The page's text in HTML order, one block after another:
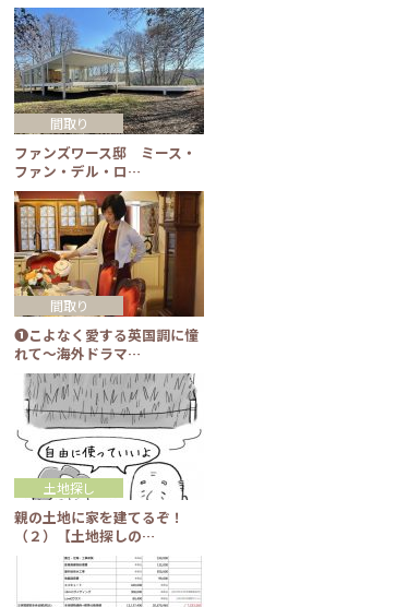
ファンズワース邸 ミース・
ファン・デル・ロ…
間取り
❶こよなく愛する英国調に憧
れて～海外ドラマ…
間取り
親の土地に家を建てるぞ！
（２）【土地探しの…
土地探し